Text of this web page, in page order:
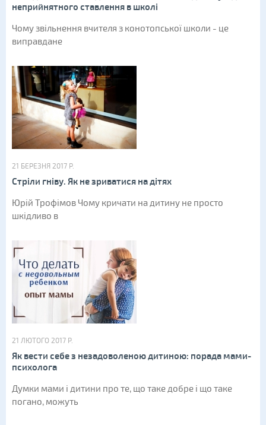
неприйнятного ставлення в школі
Чому звільнення вчителя з конотопської школи - це
виправдане
21 БЕРЕЗНЯ 2017 Р.
Стріли гніву. Як не зриватися на дітях
Юрій Трофімов Чому кричати на дитину не просто
шкідливо в
21 ЛЮТОГО 2017 Р.
Як вести себе з незадоволеною дитиною: порада мами-
психолога
Думки мами і дитини про те, що таке добре і що таке
погано, можуть